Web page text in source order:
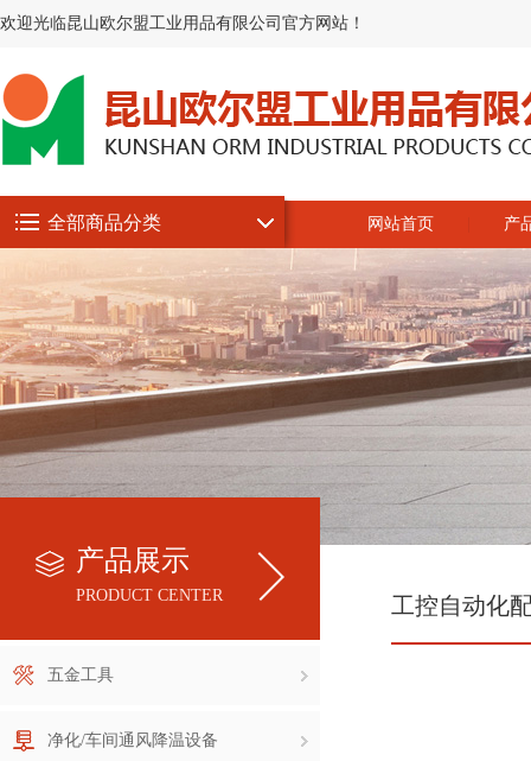
欢迎光临昆山欧尔盟工业用品有限公司官方网站！
全部商品分类 网站首页 产
产品展示
PRODUCT CENTER
五金工具
净化/车间通风降温设备
工控自动化